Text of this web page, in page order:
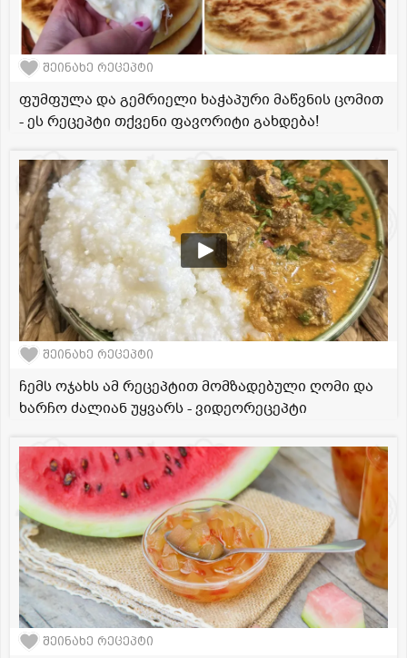
შეინახე რეცეპტი
ფუმფულა და გემრიელი ხაჭაპური მაწვნის ცომით
- ეს რეცეპტი თქვენი ფავორიტი გახდება!
შეინახე რეცეპტი
ჩემს ოჯახს ამ რეცეპტით მომზადებული ღომი და
ხარჩო ძალიან უყვარს - ვიდეორეცეპტი
შეინახე რეცეპტი